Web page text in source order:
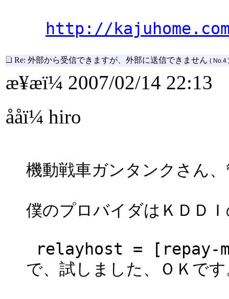
http://
Re: 外部から受信できますが、外部に送信できません ( No.4
æ¥æï¼ 2007/02/14 22:13
ååï¼ hiro
機動戦車ガンタンクさん
僕のプロバイダはＫＤＤ
relayhost = [repay-
で、試しました、ＯＫで